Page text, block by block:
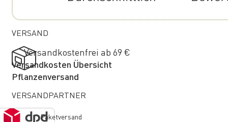
VERSAND
Versandkostenfrei ab 69 €
Versandkosten Übersicht
Pflanzenversand
VERSANDPARTNER
Paketversand